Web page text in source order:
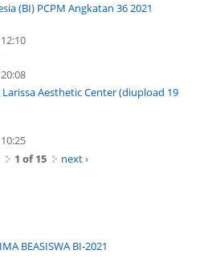
(BI) PCPM Angkatan 36 2021
Aesthetic Center (diupload 19
1 of 15
next ›
BEASISWA BI-2021